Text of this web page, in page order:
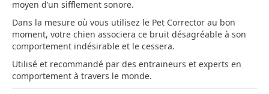
moyen d’un sifflement sonore.
Dans la mesure où vous utilisez le Pet Corrector au bon
moment, votre chien associera ce bruit désagréable à son
comportement indésirable et le cessera.
Utilisé et recommandé par des entraineurs et experts en
comportement à travers le monde.